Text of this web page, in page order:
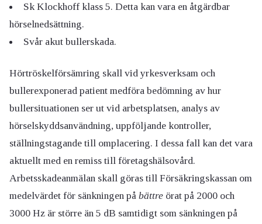
Sk Klockhoff klass 5. Detta kan vara en åtgärdbar
hörselnedsättning.
Svår akut bullerskada.
Hörtröskelförsämring skall vid yrkesverksam och
bullerexponerad patient medföra bedömning av hur
bullersituationen ser ut vid arbetsplatsen, analys av
hörselskyddsanvändning, uppföljande kontroller,
ställningstagande till omplacering. I dessa fall kan det vara
aktuellt med en remiss till företagshälsovård.
Arbetsskadeanmälan skall göras till Försäkringskassan om
medelvärdet för sänkningen på bättre örat på 2000 och
3000 Hz är större än 5 dB samtidigt som sänkningen på